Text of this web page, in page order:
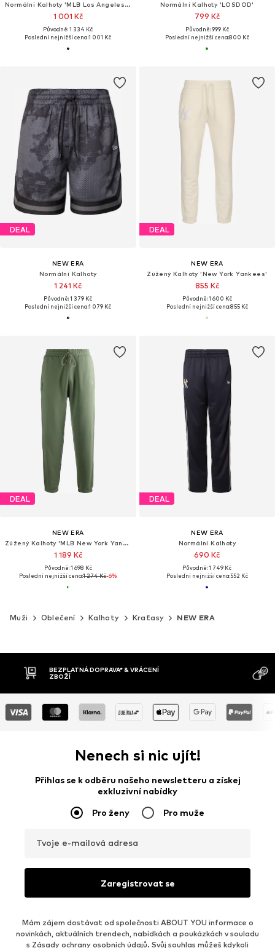
Normální Kalhoty 'MLB Los Angeles Dodgers Pique'
1 001 Kč
Původně: 1 334 Kč
Poslední nejnižší cena:1 001 Kč
Normální Kalhoty 'LOSDOD'
799 Kč
Původně: 999 Kč
Poslední nejnižší cena:800 Kč
DEAL
NEW ERA
Normální Kalhoty
1 241 Kč
Původně: 1 379 Kč
Poslední nejnižší cena:1 079 Kč
DEAL
NEW ERA
Zúžený Kalhoty 'New York Yankees'
855 Kč
Původně: 1 600 Kč
Poslední nejnižší cena:855 Kč
DEAL
NEW ERA
Zúžený Kalhoty 'MLB New York Yankees'
1 189 Kč
Původně: 1 698 Kč
Poslední nejnižší cena:1 274 Kč-6%
DEAL
NEW ERA
Normální Kalhoty
690 Kč
Původně: 1 749 Kč
Poslední nejnižší cena:552 Kč
Muži Oblečení Kalhoty Kraťasy NEW ERA
DOBÍRKA
MOŽNOST
Nenech si nic ujít!
Přihlas se k odběru našeho newsletteru a získej
exkluzivní nabídky
Pro ženy Pro muže
Tvoje e-mailová adresa
Zaregistrovat se
Mám zájem dostávat od společnosti ABOUT YOU informace o
novinkách, aktuálních trendech, nabídkách a poukázkách v souladu
s Zásady ochrany osobních údajů. Svůj souhlas můžeš kdykoli